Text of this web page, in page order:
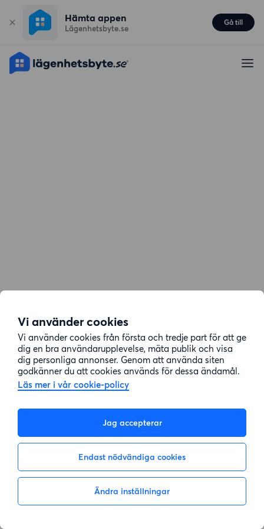
Vi använder cookies
Vi använder cookies från första och tredje part för att ge
dig en bra användarupplevelse, mäta publik och visa
dig personliga annonser. Genom att använda siten
godkänner du att cookies används för dessa ändamål.
Läs mer i vår cookie-policy
Jag accepterar
Endast nödvändiga cookies
Ändra inställningar
Hämta appen
Lägenhetsbyte.se
Gå till